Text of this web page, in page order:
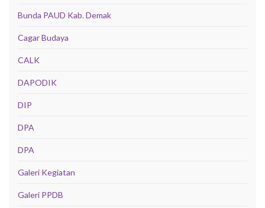
Bunda PAUD Kab. Demak
Cagar Budaya
CALK
DAPODIK
DIP
DPA
DPA
Galeri Kegiatan
Galeri PPDB